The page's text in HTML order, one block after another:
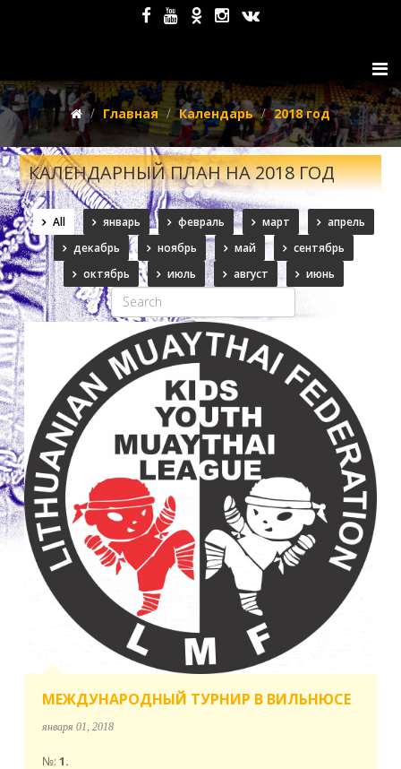
Главная Календарь 2018 год
КАЛЕНДАРНЫЙ ПЛАН НА 2018 ГОД
All январь февраль март
апрель
декабрь
ноябрь май
сентябрь
октябрь
июль август июнь
МЕЖДУНАРОДНЫЙ ТУРНИР В ВИЛЬНЮСЕ
января 01, 2018
№:1.